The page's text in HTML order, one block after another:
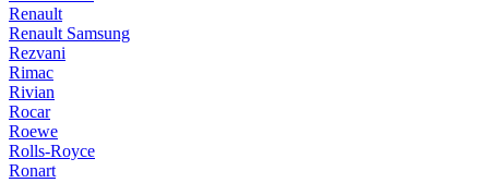
Renault
Renault Samsung
Rezvani
Rimac
Rivian
Rocar
Roewe
Rolls-Royce
Ronart